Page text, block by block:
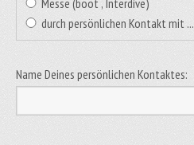
durch persönlichen Kontakt mit ...
Name Deines persönlichen Kontaktes: